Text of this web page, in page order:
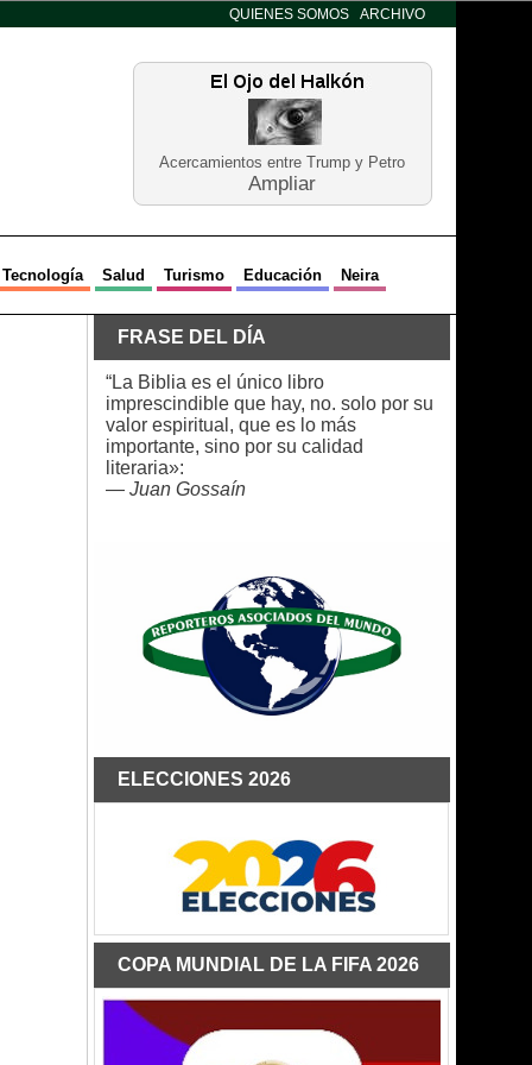
QUIENES SOMOS ARCHIVO
Acercamientos entre Trump y Petro
Ampliar
Tecnología Salud Turismo Educación Neira
FRASE DEL DÍA
“La Biblia es el único libro
imprescindible que hay, no. solo por su
valor espiritual, que es lo más
importante, sino por su calidad
literaria»:
— Juan Gossaín
ELECCIONES 2026
COPA MUNDIAL DE LA FIFA 2026